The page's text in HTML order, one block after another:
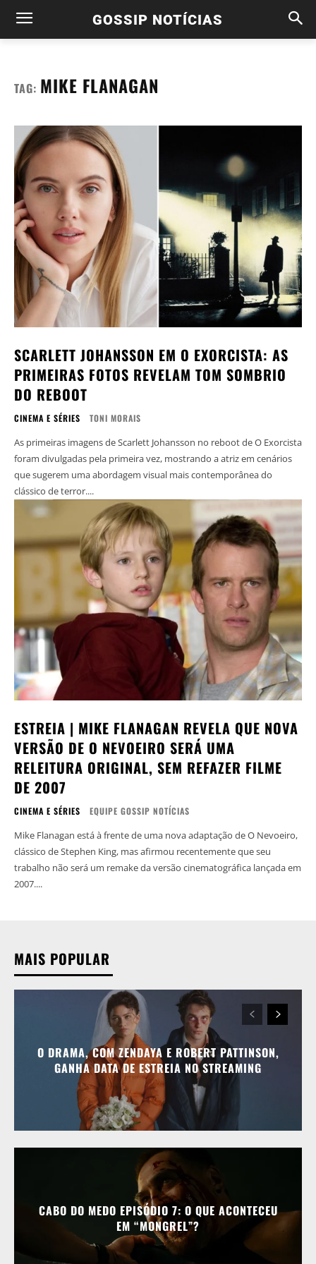
GOSSIP NOTÍCIAS
TAG: MIKE FLANAGAN
SCARLETT JOHANSSON EM O EXORCISTA: AS
PRIMEIRAS FOTOS REVELAM TOM SOMBRIO
DO REBOOT
CINEMA E SÉRIES TONI MORAIS
As primeiras imagens de Scarlett Johansson no reboot de O Exorcista
foram divulgadas pela primeira vez, mostrando a atriz em cenários
que sugerem uma abordagem visual mais contemporânea do
clássico de terror....
ESTREIA | MIKE FLANAGAN REVELA QUE NOVA
VERSÃO DE O NEVOEIRO SERÁ UMA
RELEITURA ORIGINAL, SEM REFAZER FILME
DE 2007
CINEMA E SÉRIES EQUIPE GOSSIP NOTÍCIAS
Mike Flanagan está à frente de uma nova adaptação de O Nevoeiro,
clássico de Stephen King, mas afirmou recentemente que seu
trabalho não será um remake da versão cinematográfica lançada em
2007....
MAIS POPULAR
O DRAMA, COM ZENDAYA E ROBERT PATTINSON,
GANHA DATA DE ESTREIA NO STREAMING
CABO DO MEDO EPISÓDIO 7: O QUE ACONTECEU
EM “MONGREL”?